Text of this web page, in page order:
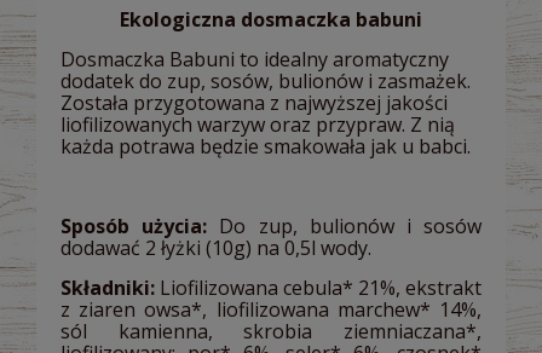
Ekologiczna dosmaczka babuni
Dosmaczka Babuni to idealny aromatyczny
dodatek do zup, sosów, bulionów i zasmażek.
Została przygotowana z najwyższej jakości
liofilizowanych warzyw oraz przypraw. Z nią
każda potrawa będzie smakowała jak u babci.
Sposób użycia: Do zup, bulionów i sosów
dodawać 2 łyżki (10g) na 0,5l wody.
Składniki: Liofilizowana cebula* 21%, ekstrakt
z ziaren owsa*, liofilizowana marchew* 14%,
sól kamienna, skrobia ziemniaczana*,